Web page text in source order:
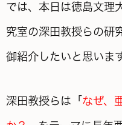
では、本日は徳島文理
究室の深田教授らの研
御紹介したいと思います
深田教授らは「 なぜ、